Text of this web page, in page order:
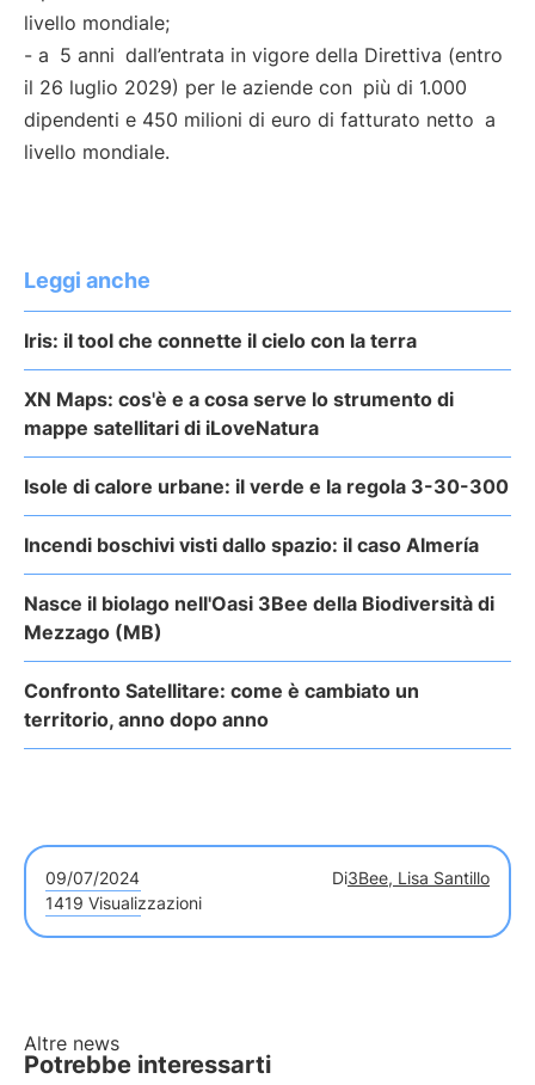
livello mondiale;
- a 5 anni dall’entrata in vigore della Direttiva (entro
il 26 luglio 2029) per le aziende con più di 1.000
dipendenti e 450 milioni di euro di fatturato netto a
livello mondiale.
Leggi anche
Iris: il tool che connette il cielo con la terra
XN Maps: cos'è e a cosa serve lo strumento di
mappe satellitari di iLoveNatura
Isole di calore urbane: il verde e la regola 3-30-300
Incendi boschivi visti dallo spazio: il caso Almería
Nasce il biolago nell'Oasi 3Bee della Biodiversità di
Mezzago (MB)
Confronto Satellitare: come è cambiato un
territorio, anno dopo anno
09/07/2024 Di3Bee, Lisa Santillo
1419 Visualizzazioni
Altre news
Potrebbe interessarti